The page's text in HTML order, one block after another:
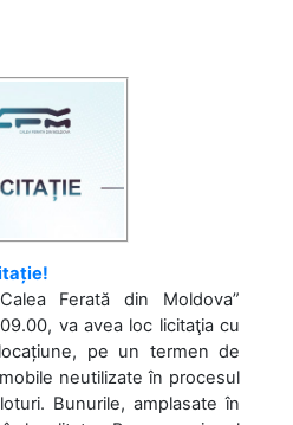
Ferată din Moldova”
va avea loc licitaţia cu
pe un termen de
neutilizate în procesul
Bunurile, amplasate în